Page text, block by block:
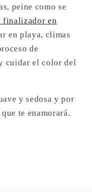
peine como se
finalizador en
en playa, climas
de
cuidar el color del
y sedosa y por
te enamorará.